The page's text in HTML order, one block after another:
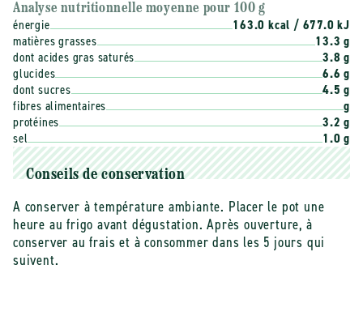
Analyse nutritionnelle moyenne pour 100 g
énergie
163.0 kcal / 677.0 kJ
matières grasses
13.3 g
dont acides gras saturés
3.8 g
glucides
6.6 g
dont sucres
4.5 g
fibres alimentaires
g
protéines
3.2 g
sel
1.0 g
Conseils de conservation
A conserver à température ambiante. Placer le pot une
heure au frigo avant dégustation. Après ouverture, à
conserver au frais et à consommer dans les 5 jours qui
suivent.